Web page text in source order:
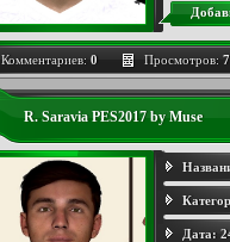
Комментариев: 0 Просмотров:
R. Saravia PES2017 by Muse
Дата: